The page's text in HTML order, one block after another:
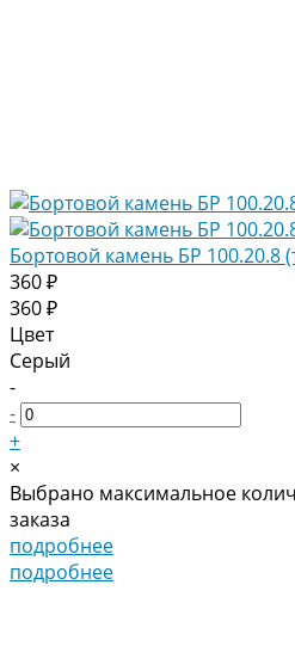
Бортовой камень БР 100.20.8
360 ₽
360 ₽
Цвет
Серый
-
-
+
×
Выбрано максимальное
заказа
подробнее
подробнее